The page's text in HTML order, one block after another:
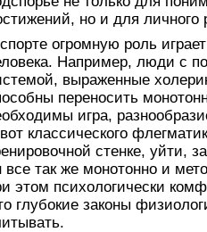
но и для личного
огромную роль
Например, люди с
выраженные
переносить
игра,
классического
стенке, уйти,
все так же монотонно и
этом психологически
глубокие законы